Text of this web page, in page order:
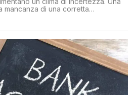
mancanza di una corretta
impedisce ad una larga parte della